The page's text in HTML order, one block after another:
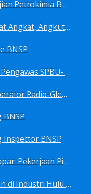
Sertifikasi Operator Pengujian Petrokimia BNSP
Sertifikasi Operator Pesawat Angkat, Angkut Dan Juru Ikat Beban BNSP
BNSP
Sertifikasi Operator SPBU- Pengawas SPBU- Teknisi SPBU- Teknisi Service Station SPBU BNSP
Sertifikasi ORU-GMDSS (Operator Radio-Global Maritime Distress&Safety System) BNSP
BNSP
Sertifikasi Pelaksana Persiapan Pekerjaan Pims BNSP
Sertifikasi Pelatihan Intelijen di Industri Hulu Minyak dan Gas Bumi BNSP